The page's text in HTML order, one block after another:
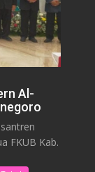
Al-
FKUB Kab.